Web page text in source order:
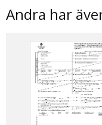
Andra har